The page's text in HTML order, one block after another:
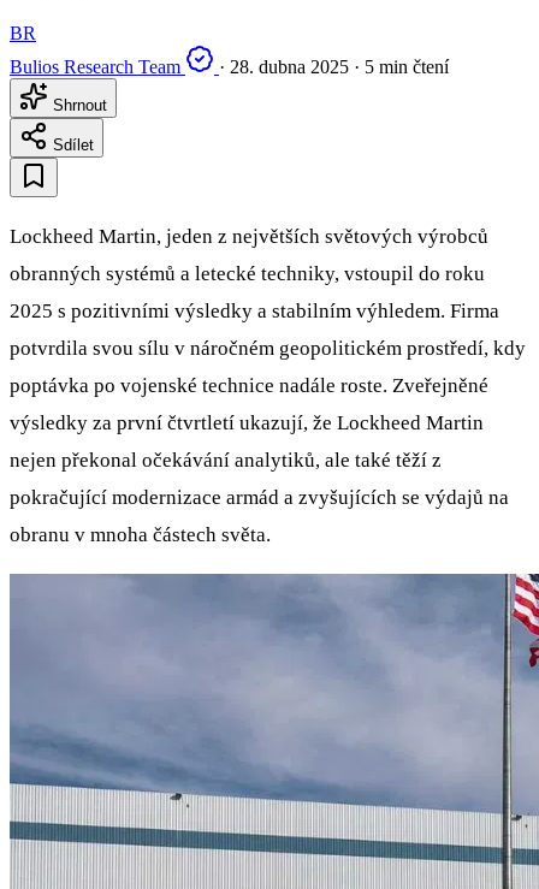
BR
Bulios Research Team
· 28. dubna 2025 · 5 min čtení
Shrnout
Sdílet
Lockheed Martin, jeden z největších světových výrobců
obranných systémů a letecké techniky, vstoupil do roku
2025 s pozitivními výsledky a stabilním výhledem. Firma
potvrdila svou sílu v náročném geopolitickém prostředí, kdy
poptávka po vojenské technice nadále roste. Zveřejněné
výsledky za první čtvrtletí ukazují, že Lockheed Martin
nejen překonal očekávání analytiků, ale také těží z
pokračující modernizace armád a zvyšujících se výdajů na
obranu v mnoha částech světa.